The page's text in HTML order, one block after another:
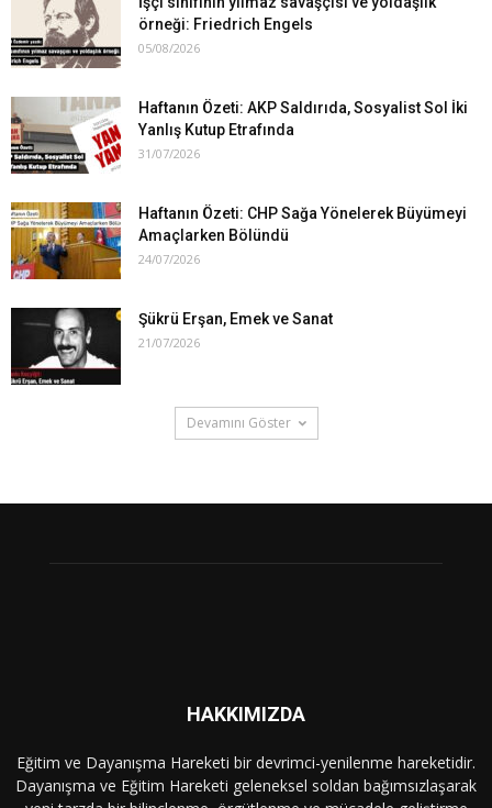
örneği: Friedrich Engels
05/08/2026
Haftanın Özeti: AKP Saldırıda, Sosyalist Sol İki
Yanlış Kutup Etrafında
31/07/2026
Haftanın Özeti: CHP Sağa Yönelerek Büyümeyi
Amaçlarken Bölündü
24/07/2026
Şükrü Erşan, Emek ve Sanat
21/07/2026
Devamını Göster
HAKKIMIZDA
Eğitim ve Dayanışma Hareketi bir devrimci-yenilenme hareketidir.
Dayanışma ve Eğitim Hareketi geleneksel soldan bağımsızlaşarak